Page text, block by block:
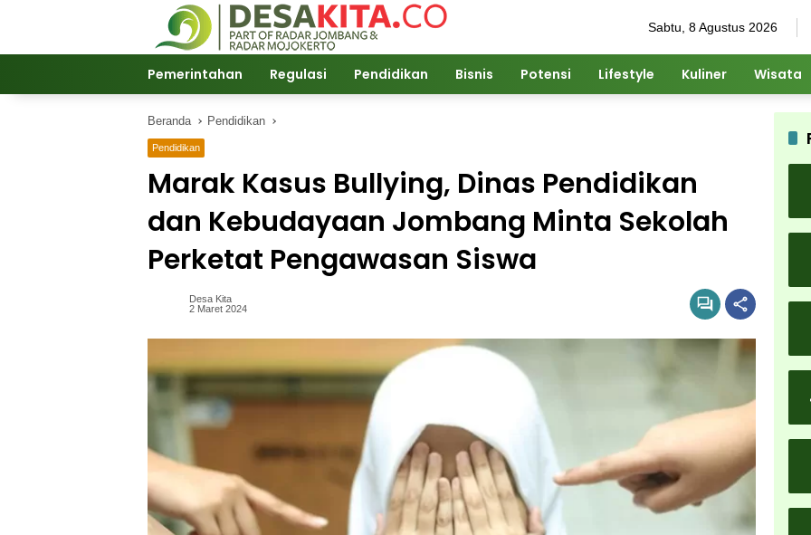
Sabtu, 8 Agustus 2026
Pemerintahan Regulasi Pendidikan Bisnis Potensi Lifestyle Kuliner Wisata
Beranda Pendidikan
Pendidikan
Marak Kasus Bullying, Dinas Pendidikan
dan Kebudayaan Jombang Minta Sekolah
Perketat Pengawasan Siswa
Desa Kita
2 Maret 2024